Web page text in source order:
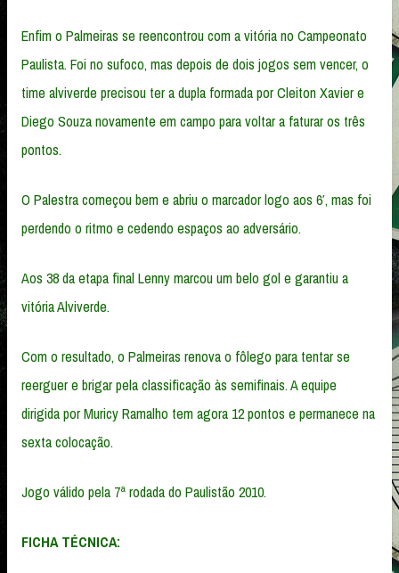
Enfim o Palmeiras se reencontrou com a vitória no Campeonato
Paulista. Foi no sufoco, mas depois de dois jogos sem vencer, o
time alviverde precisou ter a dupla formada por Cleiton Xavier e
Diego Souza novamente em campo para voltar a faturar os três
pontos.
O Palestra começou bem e abriu o marcador logo aos 6′, mas foi
perdendo o ritmo e cedendo espaços ao adversário.
Aos 38 da etapa final Lenny marcou um belo gol e garantiu a
vitória Alviverde.
Com o resultado, o Palmeiras renova o fôlego para tentar se
reerguer e brigar pela classificação às semifinais. A equipe
dirigida por Muricy Ramalho tem agora 12 pontos e permanece na
sexta colocação.
Jogo válido pela 7ª rodada do Paulistão 2010.
FICHA TÉCNICA: